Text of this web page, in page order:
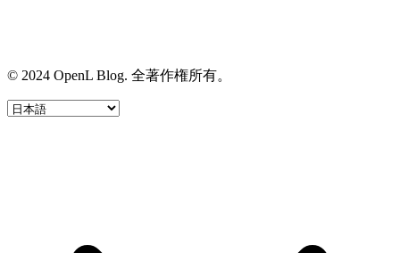
© 2024 OpenL Blog. 全著作権所有。